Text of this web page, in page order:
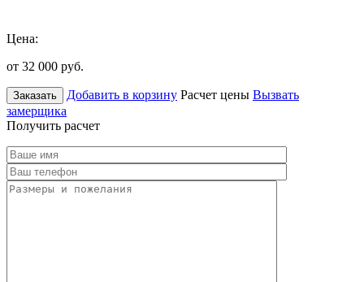
Цена:
от 32 000 руб.
Заказать Добавить в корзину Расчет цены Вызвать
замерщика
Получить расчет